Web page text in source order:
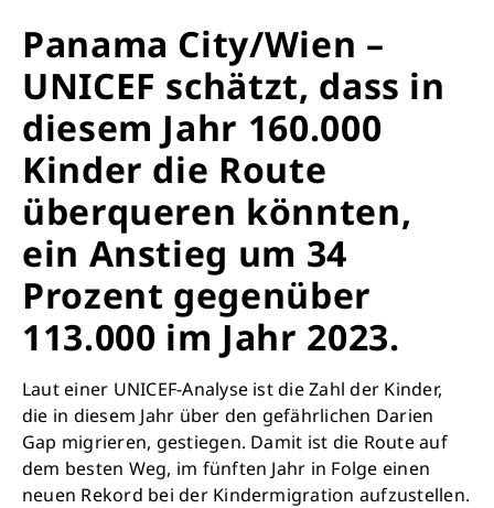
Panama City/Wien –
UNICEF schätzt, dass in
diesem Jahr 160.000
Kinder die Route
überqueren könnten,
ein Anstieg um 34
Prozent gegenüber
113.000 im Jahr 2023.
Laut einer UNICEF-Analyse ist die Zahl der Kinder,
die in diesem Jahr über den gefährlichen Darien
Gap migrieren, gestiegen. Damit ist die Route auf
dem besten Weg, im fünften Jahr in Folge einen
neuen Rekord bei der Kindermigration aufzustellen.